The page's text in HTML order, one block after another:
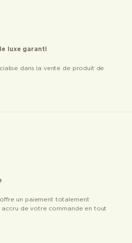
luxe garanti
dans la vente de produit de
un paiement totalement
accru de votre commande en tout